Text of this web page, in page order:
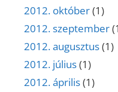
2012. október(1)
2012. szeptember
2012. augusztus(1)
2012. július(1)
2012. április(1)